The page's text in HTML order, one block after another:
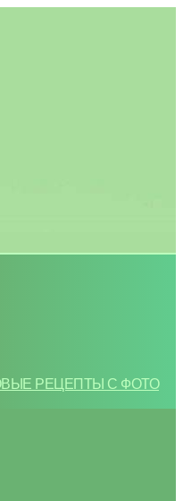
РЕЦЕПТЫ С ФОТО